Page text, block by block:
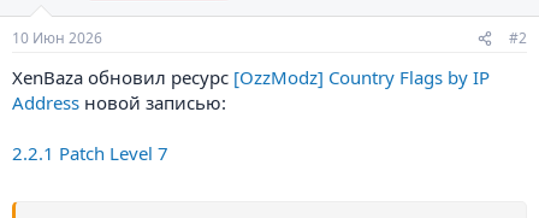
10 Июн 2026 #2
XenBaza обновил ресурс [OzzModz] Country Flags by IP
Address новой записью:
2.2.1 Patch Level 7